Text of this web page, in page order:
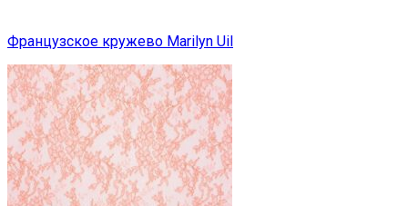
Французское кружево Marilyn Uil